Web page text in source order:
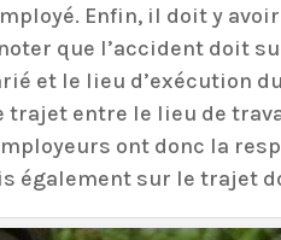
Enfin, il doit y
que l’accident doit
et le lieu d’exécution
entre le lieu de
ont donc la
également sur le trajet